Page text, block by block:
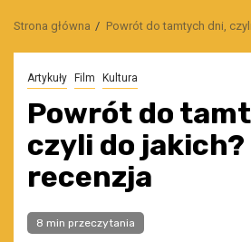
Strona główna Powrót do tamtych dni,
Artykuły Film Kultura
Powrót do
czyli do jakich?
recenzja
8 min przeczytania